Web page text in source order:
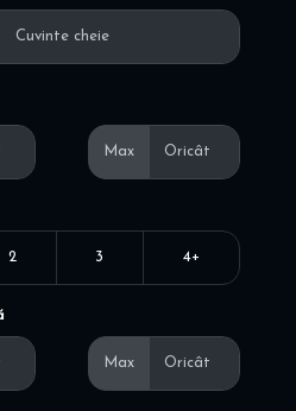
Max
2 3 4+
Max